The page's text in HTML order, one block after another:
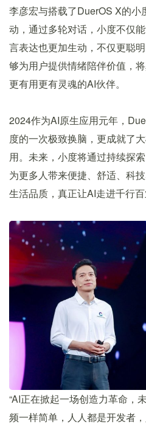
李彦宏与搭载了DuerOS X的小
动，通过多轮对话，小度不仅
言表达也更加生动，不仅更聪
够为用户提供情绪陪伴价值，
更有用更有灵魂的AI伙伴。
2024作为AI原生应用元年，
度的一次极致换脑，更成就了
用。未来，小度将通过持续探
为更多人带来便捷、舒适、科
生活品质，真正让AI走进千行百
“AI正在掀起一场创造力革命，
频一样简单，人人都是开发者